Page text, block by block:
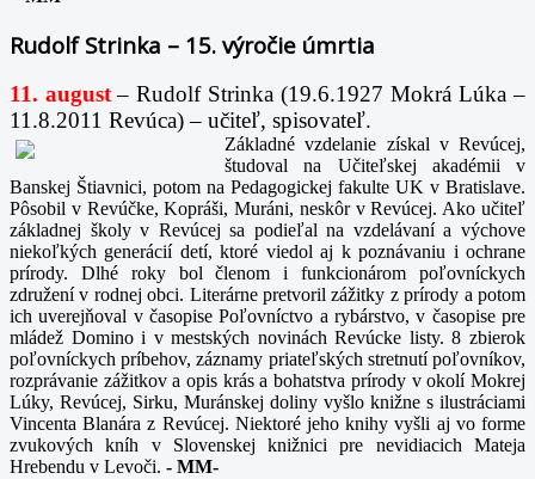
Rudolf Strinka – 15. výročie úmrtia
11. august – Rudolf Strinka (19.6.1927 Mokrá Lúka –
11.8.2011 Revúca) – učiteľ, spisovateľ.
Základné vzdelanie získal v Revúcej,
študoval na Učiteľskej akadémii v
Banskej Štiavnici, potom na Pedagogickej fakulte UK v Bratislave.
Pôsobil v Revúčke, Kopráši, Muráni, neskôr v Revúcej. Ako učiteľ
základnej školy v Revúcej sa podieľal na vzdelávaní a výchove
niekoľkých generácií detí, ktoré viedol aj k poznávaniu i ochrane
prírody. Dlhé roky bol členom i funkcionárom poľovníckych
združení v rodnej obci. Literárne pretvoril zážitky z prírody a potom
ich uverejňoval v časopise Poľovníctvo a rybárstvo, v časopise pre
mládež Domino i v mestských novinách Revúcke listy. 8 zbierok
poľovníckych príbehov, záznamy priateľských stretnutí poľovníkov,
rozprávanie zážitkov a opis krás a bohatstva prírody v okolí Mokrej
Lúky, Revúcej, Sirku, Muránskej doliny vyšlo knižne s ilustráciami
Vincenta Blanára z Revúcej. Niektoré jeho knihy vyšli aj vo forme
zvukových kníh v Slovenskej knižnici pre nevidiacich Mateja
Hrebendu v Levoči. - MM-